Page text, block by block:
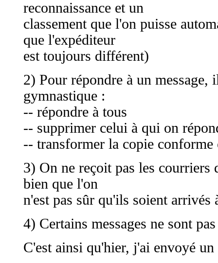
reconnaissance et un
classement que l'on puisse
que l'expéditeur
est toujours différent)
2) Pour répondre à un message,
gymnastique :
-- répondre à tous
-- supprimer celui à qui on
-- transformer la copie conforme
3) On ne reçoit pas les courriers
bien que l'on
n'est pas sûr qu'ils soient arrivés
4) Certains messages ne sont
C'est ainsi qu'hier, j'ai envoyé